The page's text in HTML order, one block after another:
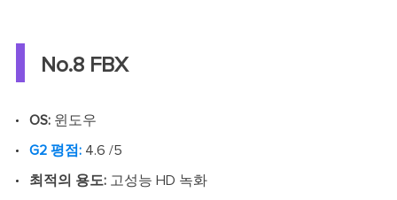
No.8 FBX
OS:윈도우
G2 평점:4.6 /5
최적의 용도:고성능 HD 녹화